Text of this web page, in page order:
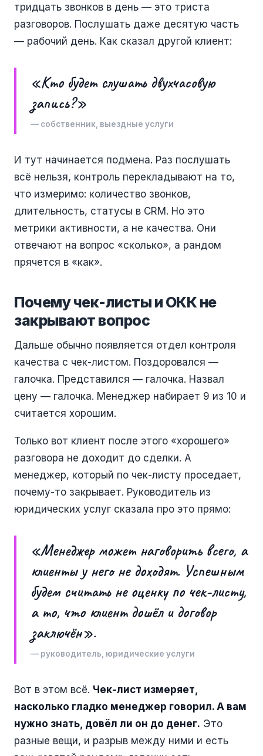
тридцать звонков в день — это триста
разговоров. Послушать даже десятую часть
— рабочий день. Как сказал другой клиент:
«Кто будет слушать двухчасовую
запись?»
— собственник, выездные услуги
И тут начинается подмена. Раз послушать
всё нельзя, контроль перекладывают на то,
что измеримо: количество звонков,
длительность, статусы в CRM. Но это
метрики активности, а не качества. Они
отвечают на вопрос «сколько», а рандом
прячется в «как».
Почему чек-листы и ОКК не
закрывают вопрос
Дальше обычно появляется отдел контроля
качества с чек-листом. Поздоровался —
галочка. Представился — галочка. Назвал
цену — галочка. Менеджер набирает 9 из 10 и
считается хорошим.
Только вот клиент после этого «хорошего»
разговора не доходит до сделки. А
менеджер, который по чек-листу проседает,
почему-то закрывает. Руководитель из
юридических услуг сказала про это прямо:
«Менеджер может наговорить всего, а
клиенты у него не доходят. Успешным
будем считать не оценку по чек-листу,
а то, что клиент дошёл и договор
заключён».
— руководитель, юридические услуги
Вот в этом всё. Чек-лист измеряет,
насколько гладко менеджер говорил. А вам
нужно знать, довёл ли он до денег. Это
разные вещи, и разрыв между ними и есть